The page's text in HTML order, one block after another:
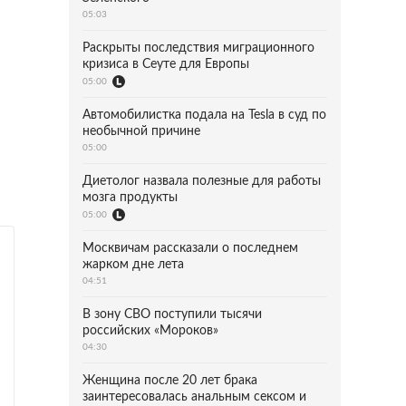
05:03
Раскрыты последствия миграционного
кризиса в Сеуте для Европы
05:00
Автомобилистка подала на Tesla в суд по
необычной причине
05:00
Диетолог назвала полезные для работы
мозга продукты
05:00
Москвичам рассказали о последнем
жарком дне лета
04:51
В зону СВО поступили тысячи
российских «Мороков»
04:30
Женщина после 20 лет брака
заинтересовалась анальным сексом и